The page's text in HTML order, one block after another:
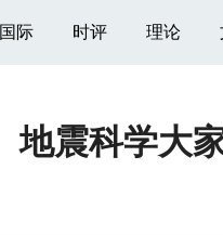
国际 时评 理论
地震科学大